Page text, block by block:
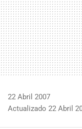
22 Abril 2007
Actualizado 22 Abril